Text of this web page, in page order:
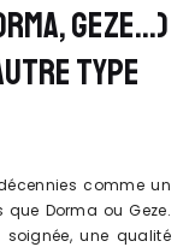
GEZE…)
TYPE
comme un
Dorma ou Geze.
une qualité